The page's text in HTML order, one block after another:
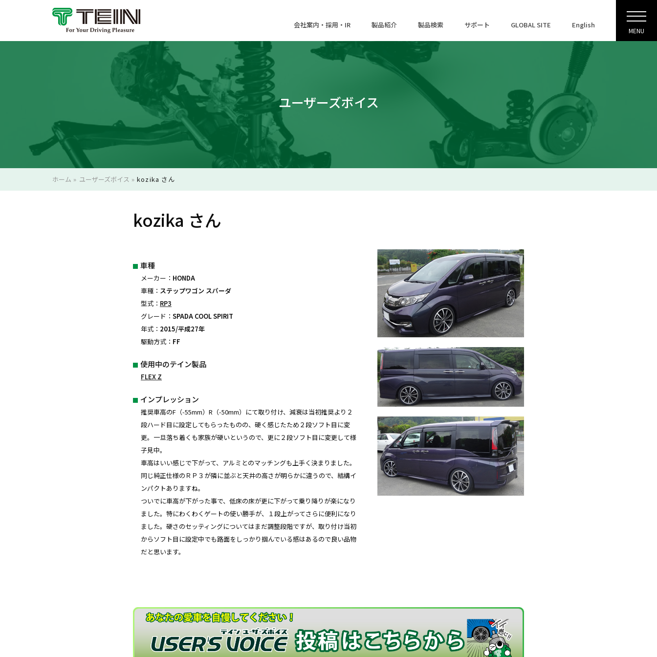
会社案内・採用・IR 製品紹介 製品検索 サポート GLOBAL SITE English
MENU
ユーザーズボイス
ホーム » ユーザーズボイス »kozika さん
kozika さん
車種
メーカー： HONDA
車種： ステップワゴン スパーダ
型式： RP3
グレード： SPADA COOL SPIRIT
年式： 2015/平成27年
駆動方式： FF
使用中のテイン製品
FLEX Z
インプレッション
推奨車高のF（-55mm）R（-50mm）にて取り付け、減衰は当初推奨より２
段ハード目に設定してもらったものの、硬く感じたため２段ソフト目に変
更。一旦落ち着くも家族が硬いというので、更に２段ソフト目に変更して様
子見中。
車高はいい感じで下がって、アルミとのマッチングも上手く決まりました。
同じ純正仕様のＲＰ３が隣に並ぶと天井の高さが明らかに違うので、結構イ
ンパクトありますね。
ついでに車高が下がった事で、低床の床が更に下がって乗り降りが楽になり
ました。特にわくわくゲートの使い勝手が、１段上がってさらに便利になり
ました。硬さのセッティングについてはまだ調整段階ですが、取り付け当初
からソフト目に設定中でも路面をしっかり掴んでいる感はあるので良い品物
だと思います。